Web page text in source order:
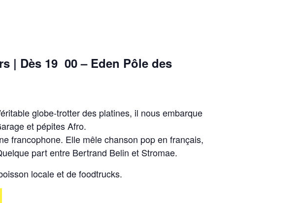
| Dès 19 00 – Eden Pôle des
globe-trotter des platines, il nous embarque
et pépites Afro.
francophone. Elle mêle chanson pop en français,
part entre Bertrand Belin et Stromae.
locale et de foodtrucks.